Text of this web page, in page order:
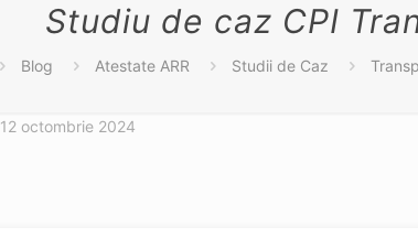
Studiu de caz CPI
Blog Atestate ARR Studii de Caz
12 octombrie 2024